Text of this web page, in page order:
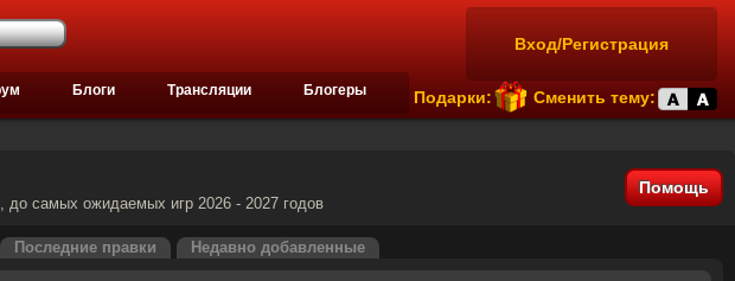
Вход/Регистрация
Подарки: Сменить тему:
Блоги Трансляции Блогеры
Помощь
до самых ожидаемых игр 2026 - 2027 годов
Последние правки Недавно добавленные